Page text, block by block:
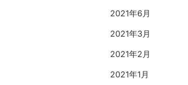
2021年6月
2021年3月
2021年2月
2021年1月